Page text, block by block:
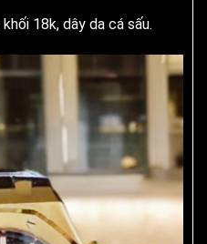
18k, dây da cá sấu.